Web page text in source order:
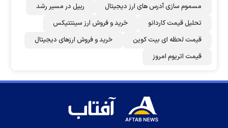
مسموم سازی آدرس های ارز دیجیتال
ریپل در مسیر رشد
تحلیل قیمت کاردانو
خرید و فروش ارز سینتتیکس
قیمت لحظه ای بیت کوین
خرید و فروش ارزهای دیجیتال
قیمت اتریوم امروز